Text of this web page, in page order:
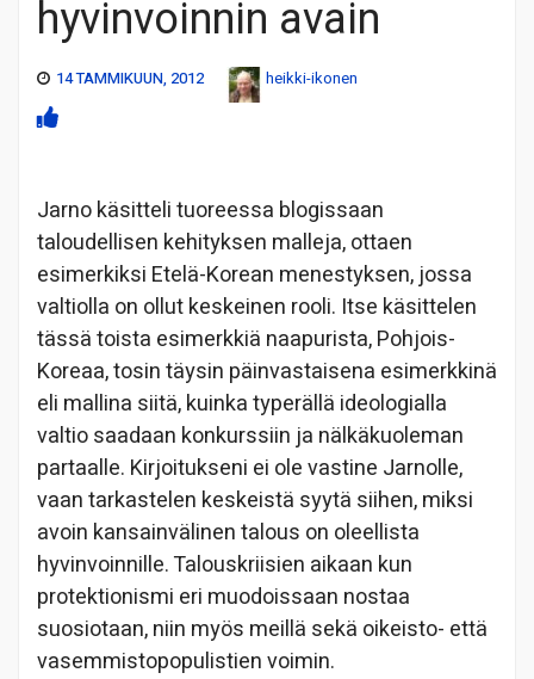
hyvinvoinnin avain
14 TAMMIKUUN, 2012 heikki-ikonen
Jarno käsitteli tuoreessa blogissaan
taloudellisen kehityksen malleja, ottaen
esimerkiksi Etelä-Korean menestyksen, jossa
valtiolla on ollut keskeinen rooli. Itse käsittelen
tässä toista esimerkkiä naapurista, Pohjois-
Koreaa, tosin täysin päinvastaisena esimerkkinä
eli mallina siitä, kuinka typerällä ideologialla
valtio saadaan konkurssiin ja nälkäkuoleman
partaalle. Kirjoitukseni ei ole vastine Jarnolle,
vaan tarkastelen keskeistä syytä siihen, miksi
avoin kansainvälinen talous on oleellista
hyvinvoinnille. Talouskriisien aikaan kun
protektionismi eri muodoissaan nostaa
suosiotaan, niin myös meillä sekä oikeisto- että
vasemmistopopulistien voimin.